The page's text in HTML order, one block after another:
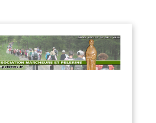
FOR JOOMLA 2.5 AND 3.0+